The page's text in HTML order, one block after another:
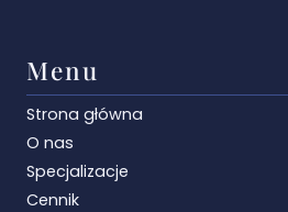
Menu
Strona główna
O nas
Specjalizacje
Cennik